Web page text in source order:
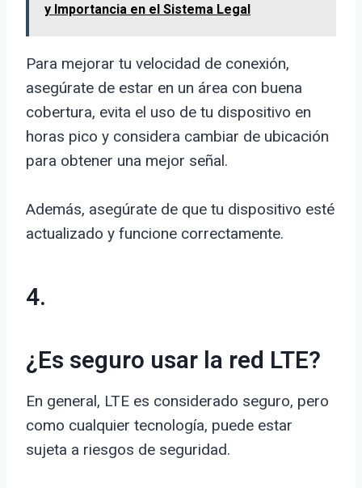
y Importancia en el Sistema Legal
Para mejorar tu velocidad de conexión,
asegúrate de estar en un área con buena
cobertura, evita el uso de tu dispositivo en
horas pico y considera cambiar de ubicación
para obtener una mejor señal.
Además, asegúrate de que tu dispositivo esté
actualizado y funcione correctamente.
4.
¿Es seguro usar la red LTE?
En general, LTE es considerado seguro, pero
como cualquier tecnología, puede estar
sujeta a riesgos de seguridad.